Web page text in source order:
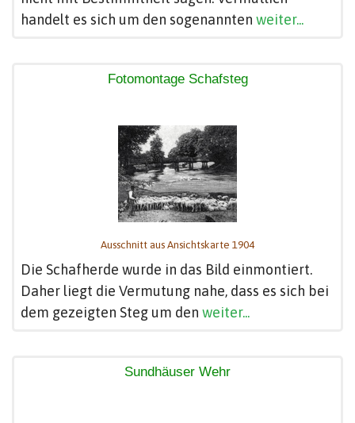
handelt es sich um den sogenannten weiter...
Fotomontage Schafsteg
Ausschnitt aus Ansichtskarte 1904
Die Schafherde wurde in das Bild einmontiert.
Daher liegt die Vermutung nahe, dass es sich bei
dem gezeigten Steg um den weiter...
Sundhäuser Wehr